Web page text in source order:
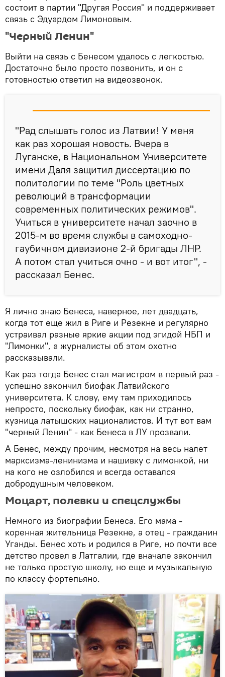
состоит в партии "Другая Россия" и поддерживает
связь с Эдуардом Лимоновым.
"Черный Ленин"
Выйти на связь с Бенесом удалось с легкостью.
Достаточно было просто позвонить, и он с
готовностью ответил на видеозвонок.
"Рад слышать голос из Латвии! У меня
как раз хорошая новость. Вчера в
Луганске, в Национальном Университете
имени Даля защитил диссертацию по
политологии по теме "Роль цветных
революций в трансформации
современных политических режимов".
Учиться в университете начал заочно в
2015-м во время службы в самоходно-
гаубичном дивизионе 2-й бригады ЛНР.
А потом стал учиться очно - и вот итог", -
рассказал Бенес.
Я лично знаю Бенеса, наверное, лет двадцать,
когда тот еще жил в Риге и Резекне и регулярно
устраивал разные яркие акции под эгидой НБП и
"Лимонки", а журналисты об этом охотно
рассказывали.
Как раз тогда Бенес стал магистром в первый раз -
успешно закончил биофак Латвийского
университета. К слову, ему там приходилось
непросто, поскольку биофак, как ни странно,
кузница латышских националистов. И тут вот вам
"черный Ленин" - как Бенеса в ЛУ прозвали.
А Бенес, между прочим, несмотря на весь налет
марксизма-ленинизма и нашивку с лимонкой, ни
на кого не озлобился и всегда оставался
добродушным человеком.
Моцарт, полевки и спецслужбы
Немного из биографии Бенеса. Его мама -
коренная жительница Резекне, а отец - гражданин
Уганды. Бенес хоть и родился в Риге, но почти все
детство провел в Латгалии, где вначале закончил
не только простую школу, но еще и музыкальную
по классу фортепьяно.